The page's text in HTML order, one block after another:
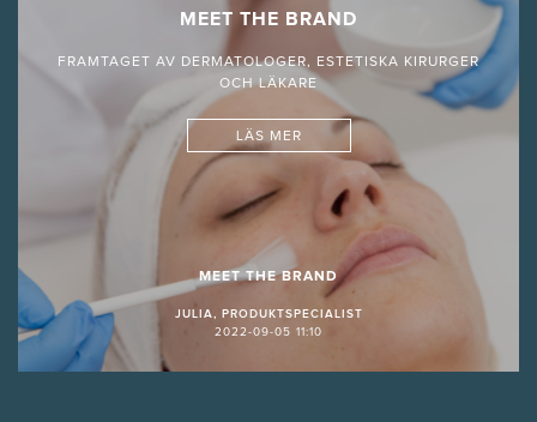
MEET THE BRAND
FRAMTAGET AV DERMATOLOGER, ESTETISKA KIRURGER
OCH LÄKARE
LÄS MER
MEET THE BRAND
JULIA, PRODUKTSPECIALIST
2022-09-05 11:10